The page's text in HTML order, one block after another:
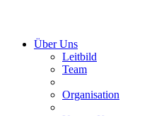
Über Uns
Leitbild
Team
Organisation